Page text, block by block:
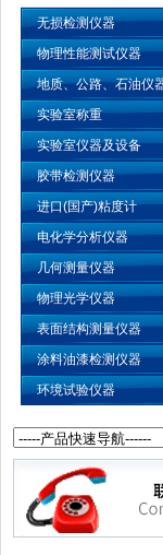
无损检测仪器
物理性能测试仪器
地质、公路、石油仪
实验室称重
实验室仪器及设备
胶带检测仪器
进口(国产)粘度计
电化学分析仪器
几何测量仪器
物理光学仪器
表面结构测量仪器
涂料油漆检测仪器
环境试验仪器